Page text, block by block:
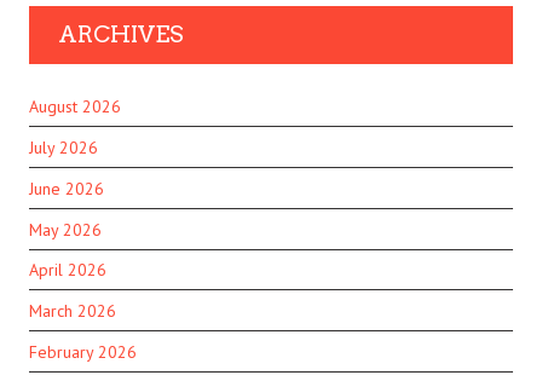
ARCHIVES
August 2026
July 2026
June 2026
May 2026
April 2026
March 2026
February 2026